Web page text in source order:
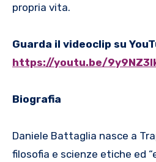
propria vita.
Guarda il videoclip su
https://youtu.be/
Biografia
Daniele Battaglia nasce a
filosofia e scienze etiche ed